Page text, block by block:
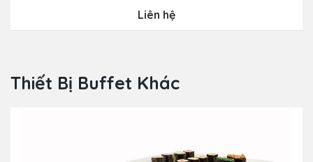
Liên hệ
Thiết Bị Buffet Khác